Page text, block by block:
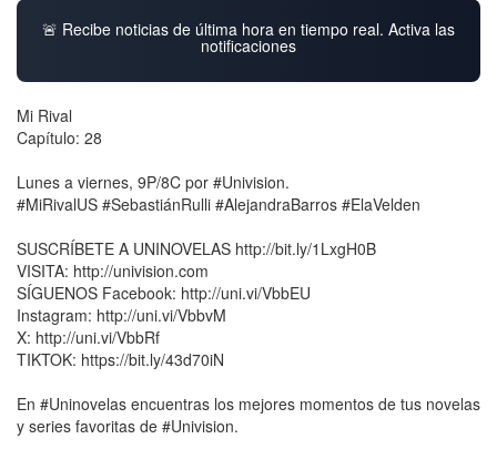
🚨 Recibe noticias de última hora en tiempo real. Activa las
notificaciones
Mi Rival
Capítulo: 28
Lunes a viernes, 9P/8C por #Univision.
#MiRivalUS #SebastiánRulli #AlejandraBarros #ElaVelden
SUSCRÍBETE A UNINOVELAS http://bit.ly/1LxgH0B
VISITA: http://univision.com
SÍGUENOS Facebook: http://uni.vi/VbbEU
Instagram: http://uni.vi/VbbvM
X: http://uni.vi/VbbRf
TIKTOK: https://bit.ly/43d70iN
En #Uninovelas encuentras los mejores momentos de tus novelas
y series favoritas de #Univision.